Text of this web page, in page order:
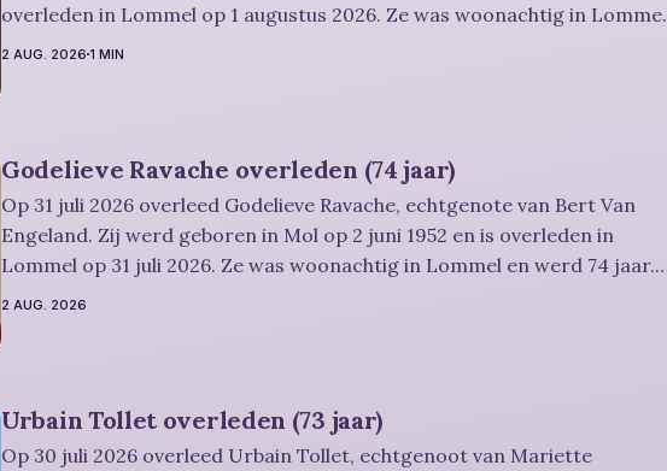
overleden in Lommel op 1 augustus 2026. Ze was woonachtig in Lommel
en werd 84 jaar. Rouwbericht Severens: De uitvaartdienst zal in besloten
2 AUG. 2026 1 MIN
Godelieve Ravache overleden (74 jaar)
Op 31 juli 2026 overleed Godelieve Ravache, echtgenote van Bert Van
Engeland. Zij werd geboren in Mol op 2 juni 1952 en is overleden in
Lommel op 31 juli 2026. Ze was woonachtig in Lommel en werd 74 jaar.
Rouwbericht Severens: De afscheidsviering heeft plaats in besloten kring.
2 AUG. 2026
Urbain Tollet overleden (73 jaar)
Op 30 juli 2026 overleed Urbain Tollet, echtgenoot van Mariette